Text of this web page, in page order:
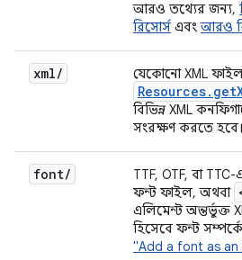
আরও তথ্যের জন্য,
রিসোর্স এবংআরও
xml/ যেকোনো XML ফাইল
Resources. get
বিভিন্ন XML
সংরক্ষণ করতে হবে।
font/
TTF, OTF, বা
ফন্ট ফাইল, অথবা
এলিমেন্ট অন্তর্ভুক্ত
হিসেবে ফন্ট
"Add a font as an